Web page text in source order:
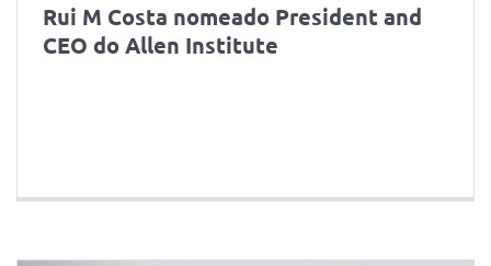
Rui M Costa nomeado President and
CEO do Allen Institute